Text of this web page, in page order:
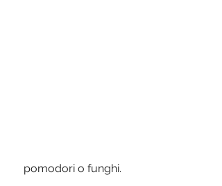
pomodori o funghi.